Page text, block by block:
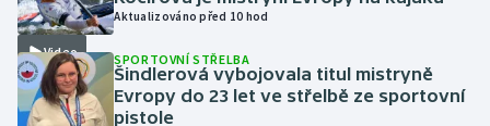
Lyže a snowboard
Moderní pětiboj
Video
Aktualizováno před 10 hod
SPORTOVNÍ STŘELBA
Šindlerová vybojovala titul mistryně
Evropy do 23 let ve střelbě ze sportovní
pistole